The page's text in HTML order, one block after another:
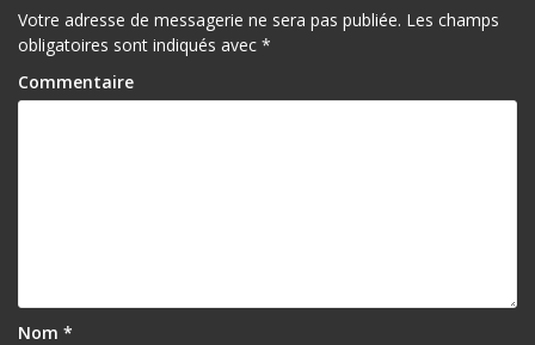
Votre adresse de messagerie ne sera pas publiée. Les champs
obligatoires sont indiqués avec *
Commentaire
Nom *